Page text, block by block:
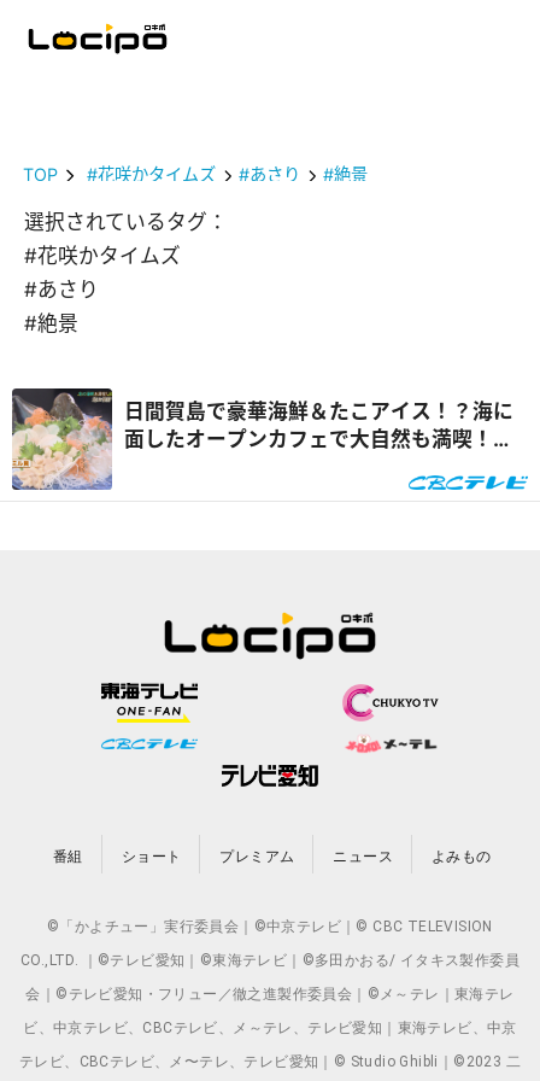
TOP #花咲かタイムズ #あさり #絶景
選択されているタグ：
#花咲かタイムズ
#あさり
#絶景
日間賀島で豪華海鮮＆たこアイス！？海に
面したオープンカフェで大自然も満喫！
番組 ショート プレミアム ニュース よみもの
©「かよチュー」実行委員会｜©中京テレビ｜© CBC TELEVISION
CO.,LTD. ｜©テレビ愛知｜©東海テレビ｜©多田かおる/ イタキス製作委員
会｜©テレビ愛知・フリュー／徹之進製作委員会｜©メ～テレ｜東海テレ
ビ、中京テレビ、CBCテレビ、メ～テレ、テレビ愛知｜東海テレビ、中京
テレビ、CBCテレビ、メ〜テレ、テレビ愛知｜© Studio Ghibli｜©2023 二